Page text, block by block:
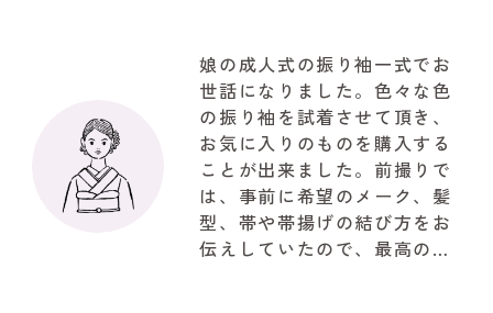
娘の成人式の振り袖一式でお
世話になりました。色々な色
の振り袖を試着させて頂き、
お気に入りのものを購入する
ことが出来ました。前撮りで
は、事前に希望のメーク、髪
型、帯や帯揚げの結び方をお
伝えしていたので、最高の仕